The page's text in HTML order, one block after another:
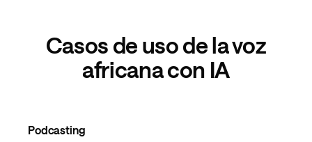
Casos de uso de la voz
africana con IA
Podcasting